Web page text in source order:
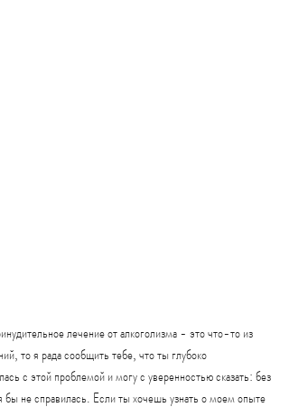
лечение от алкоголизма - это что-то из
то я рада сообщить тебе, что ты глубоко
с этой проблемой и могу с уверенностью сказать: без
не справилась. Если ты хочешь узнать о моем опыте